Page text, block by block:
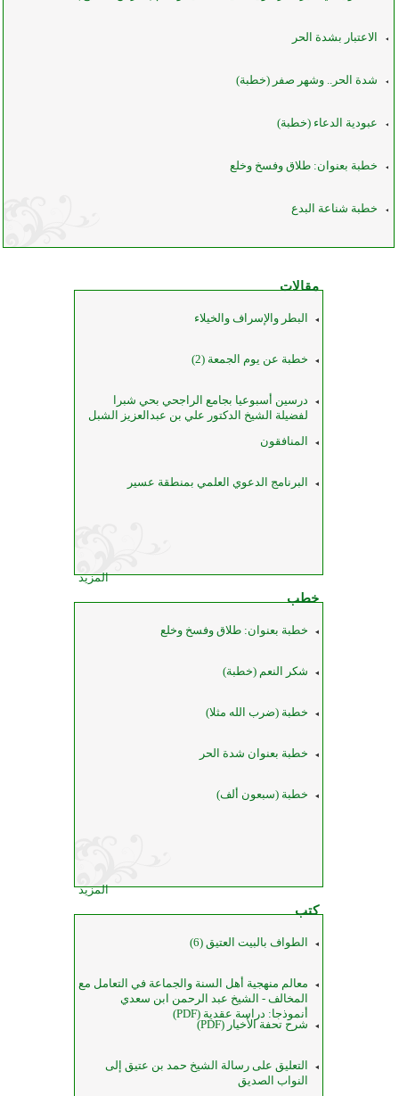
الاعتبار بشدة الحر
شدة الحر.. وشهر صفر (خطبة)
عبودية الدعاء (خطبة)
خطبة بعنوان: طلاق وفسخ وخلع
خطبة شناعة البدع
مقالات
البطر والإسراف والخيلاء
خطبة عن يوم الجمعة (2)
درسين أسبوعيا بجامع الراجحي بحي شبرا
لفضيلة الشيخ الدكتور علي بن عبدالعزيز الشبل
المنافقون
البرنامج الدعوي العلمي بمنطقة عسير
المزيد
خطب
خطبة بعنوان: طلاق وفسخ وخلع
شكر النعم (خطبة)
خطبة (ضرب الله مثلا)
خطبة بعنوان شدة الحر
خطبة (سبعون ألف)
المزيد
كتب
الطواف بالبيت العتيق (6)
معالم منهجية أهل السنة والجماعة في التعامل مع
المخالف - الشيخ عبد الرحمن ابن سعدي
أنموذجا: دراسة عقدية (PDF)
شرح تحفة الأخيار (PDF)
التعليق على رسالة الشيخ حمد بن عتيق إلى
النواب الصديق